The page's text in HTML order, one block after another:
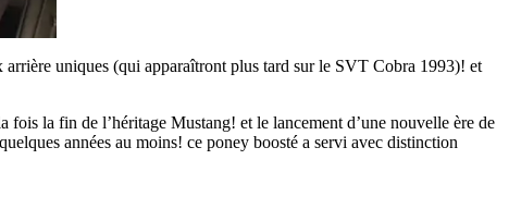
uniques (qui apparaîtront plus tard sur le SVT Cobra 1993)! et
la fin de l’héritage Mustang! et le lancement d’une nouvelle ère de
années au moins! ce poney boosté a servi avec distinction